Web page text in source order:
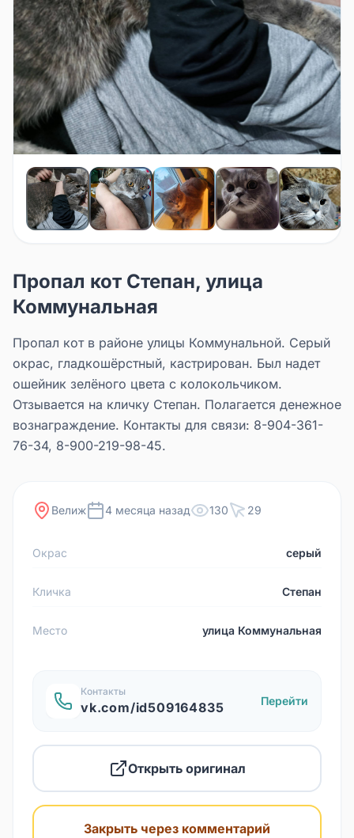
Пропал кот Степан, улица
Коммунальная
Пропал кот в районе улицы Коммунальной. Серый
окрас, гладкошёрстный, кастрирован. Был надет
ошейник зелёного цвета с колокольчиком.
Отзывается на кличку Степан. Полагается денежное
вознаграждение. Контакты для связи: 8-904-361-
76-34, 8-900-219-98-45.
Велиж 4 месяца назад 130 29
Окрас серый
Кличка Степан
Место улица Коммунальная
Контакты
vk.com/id509164835 Перейти
Открыть оригинал
Закрыть через комментарий